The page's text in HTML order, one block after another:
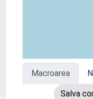
Macroarea
Salva